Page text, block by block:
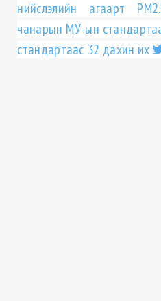
нийслэлийн агаарт
чанарын МУ-ын
стандартаас 32 дахин их